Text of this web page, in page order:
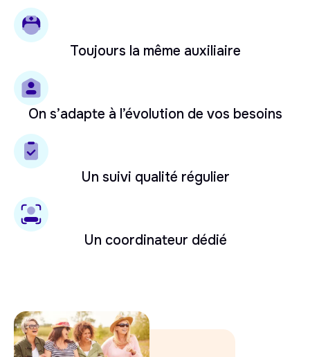
Toujours la même auxiliaire
On s’adapte à l’évolution de vos besoins
Un suivi qualité régulier
Un coordinateur dédié